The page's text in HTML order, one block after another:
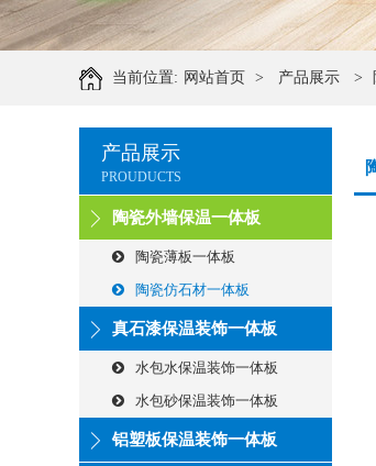
当前位置: 网站首页 > 产品展示 >
产品展示
PROUDUCTS
陶瓷外墙保温一体板
陶瓷薄板一体板
陶瓷仿石材一体板
真石漆保温装饰一体板
水包水保温装饰一体板
水包砂保温装饰一体板
铝塑板保温装饰一体板